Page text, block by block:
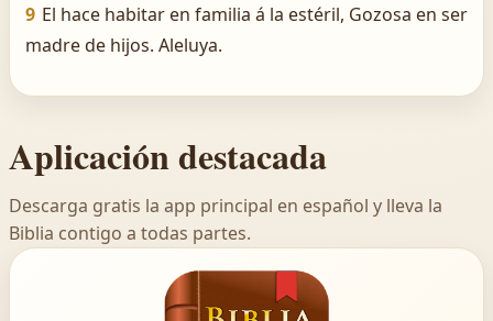
9 El hace habitar en familia á la estéril, Gozosa en ser
madre de hijos. Aleluya.
Aplicación destacada
Descarga gratis la app principal en español y lleva la
Biblia contigo a todas partes.